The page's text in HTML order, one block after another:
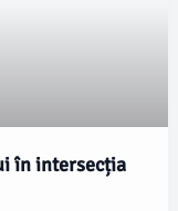
în intersecția